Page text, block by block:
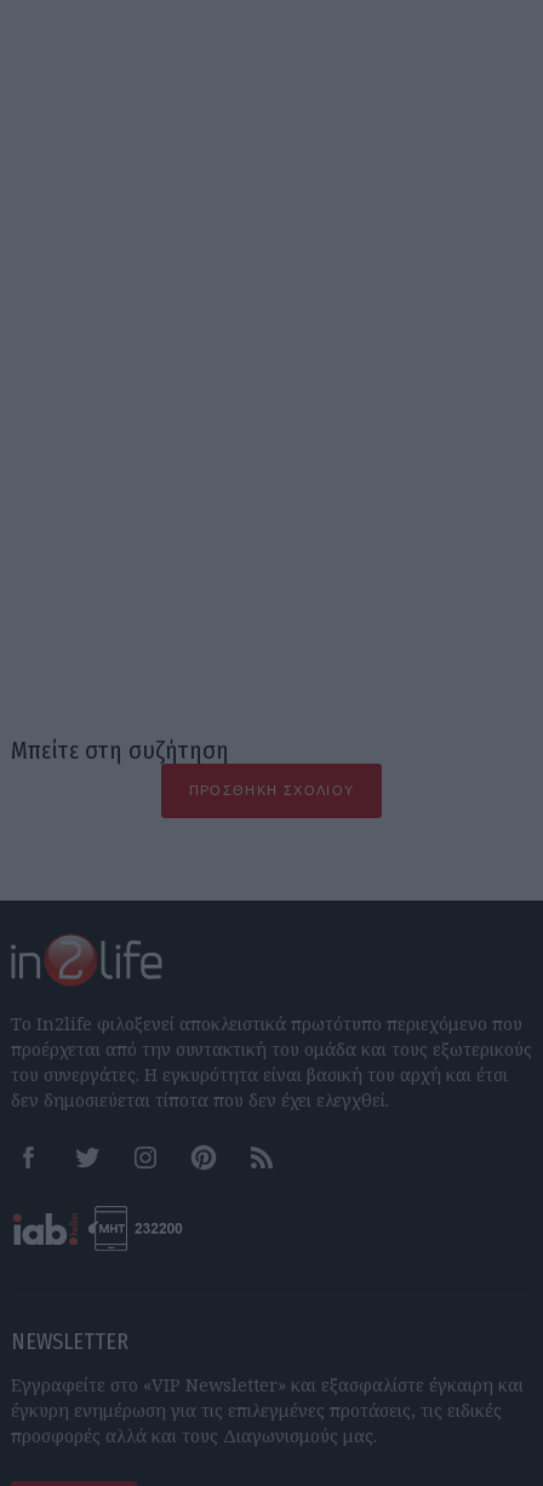
Μπείτε στη συζήτηση
ΠΡΟΣΘΉΚΗ ΣΧΟΛΊΟΥ
Το In2life φιλοξενεί αποκλειστικά πρωτότυπο περιεχόμενο που
προέρχεται από την συντακτική του ομάδα και τους εξωτερικούς
του συνεργάτες. Η εγκυρότητα είναι βασική του αρχή και έτσι
δεν δημοσιεύεται τίποτα που δεν έχει ελεγχθεί.
FacebookTwitter InstagramPinterestRSS feeds
NEWSLETTER
Εγγραφείτε στο «VIP Newsletter» και εξασφαλίστε έγκαιρη και
έγκυρη ενημέρωση για τις επιλεγμένες προτάσεις, τις ειδικές
προσφορές αλλά και τους Διαγωνισμούς μας.